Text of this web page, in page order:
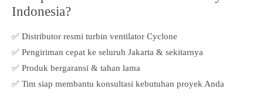
Indonesia?
✅ Distributor resmi turbin ventilator Cyclone
✅ Pengiriman cepat ke seluruh Jakarta & sekitarnya
✅ Produk bergaransi & tahan lama
✅ Tim siap membantu konsultasi kebutuhan proyek Anda